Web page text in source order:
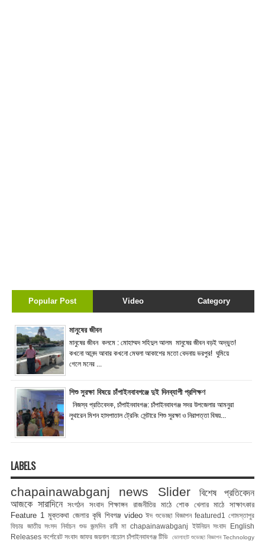
Popular Post Video Category
মানুষের জীবন
মানুষের জীবন কলমে : মোহাম্মদ সহিদুল আলম মানুষের জীবন বড়ই অদ্ভুত!
কখনো আনন্দ আবার কখনো মেঘলা আকাশের মতো বেদনায় ভরপুর! ঘুমিয়ে
গেলে মনের ...
শিশু সুরক্ষা বিষয়ে চাঁপাইনবাবগঞ্জে দুই দিনব্যাপী প্রশিক্ষণ
নিজস্ব প্রতিবেদক, চাঁপাইনবাবগঞ্জ: চাঁপাইনবাবগঞ্জ সদর উপজেলার আমনুরা
লুথারেন মিশন হাসপাতাল ট্রেনিং সেন্টারে শিশু সুরক্ষা ও নিরাপত্তা বিষয়...
LABELS
chapainawabganj news Slider
বিশেষ প্রতিবেদন
আজকে সারাদিনে সংগঠন সংবাদ শিক্ষাঙ্গন রাজনীতির মাঠে শোক খেলার মাঠে
সাক্ষাৎকার
Feature 1 মুক্তকথা জেলার কৃষি শিবগঞ্জ video ঈদ শুভেচ্ছা বিজ্ঞাপন featured1
গোমস্তাপুর
ফিচার জাতীয় সংসদ নির্বাচন শুভ জন্মদিন রানী মা chapainawabganj ইউনিয়ন সংবাদ
English
Releases কর্পোরেট সংবাদ জাফর জয়নাল নাচোল চাঁপাইনবাবগঞ্জ টিভি ভোলাহাট শুভেচ্ছা বিজ্ঞাপন Technology